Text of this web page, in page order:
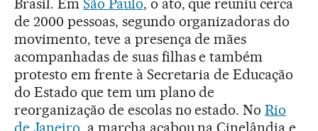
Brasil. Em São Paulo, o ato, que reuniu cerca
de 2000 pessoas, segundo organizadoras do
movimento, teve a presença de mães
acompanhadas de suas filhas e também
protesto em frente à Secretaria de Educação
do Estado que tem um plano de
reorganização de escolas no estado. NoRio
de Janeiro, a marcha acabou na Cinelândia e